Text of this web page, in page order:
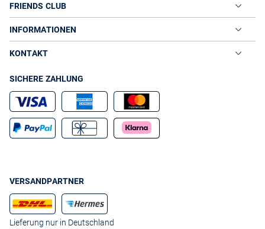
FRIENDS CLUB
INFORMATIONEN
KONTAKT
SICHERE ZAHLUNG
VERSANDPARTNER
Lieferung nur in Deutschland